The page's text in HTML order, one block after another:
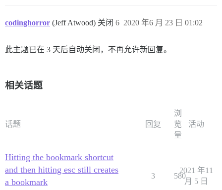
codinghorror (Jeff Atwood) 关闭 2020 年6 月 23 日 01:02
6
此主题已在 3 天后自动关闭，不再允许新回复。
相关话题
话题 回复
浏
览
量
活动
Hitting the bookmark shortcut
and then hitting esc still creates
a bookmark
3 580
2021 年11
月 5 日